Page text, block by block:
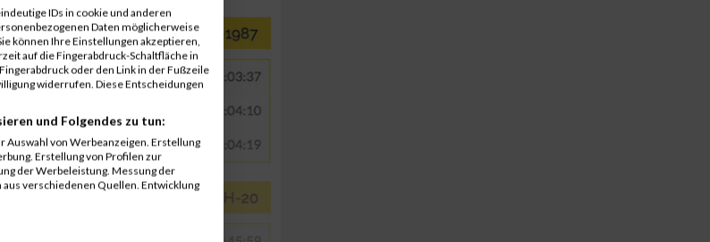
IDs in cookie und anderen
Daten möglicherweise
können Ihre Einstellungen akzeptieren,
auf die Fingerabdruck-Schaltfläche in
oder den Link in der Fußzeile
widerrufen. Diese Entscheidungen
und Folgendes zu tun:
Auswahl von Werbeanzeigen. Erstellung
Erstellung von Profilen zur
der Werbeleistung. Messung der
verschiedenen Quellen. Entwicklung